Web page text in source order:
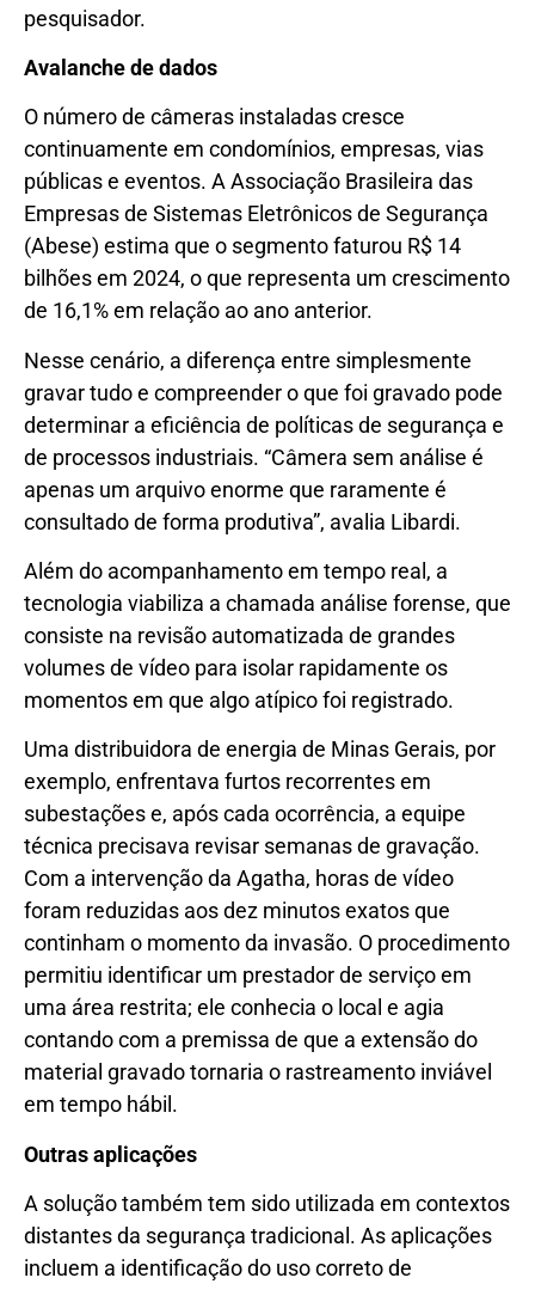
pesquisador.
Avalanche de dados
O número de câmeras instaladas cresce
continuamente em condomínios, empresas, vias
públicas e eventos. A Associação Brasileira das
Empresas de Sistemas Eletrônicos de Segurança
(Abese) estima que o segmento faturou R$ 14
bilhões em 2024, o que representa um crescimento
de 16,1% em relação ao ano anterior.
Nesse cenário, a diferença entre simplesmente
gravar tudo e compreender o que foi gravado pode
determinar a eficiência de políticas de segurança e
de processos industriais. “Câmera sem análise é
apenas um arquivo enorme que raramente é
consultado de forma produtiva”, avalia Libardi.
Além do acompanhamento em tempo real, a
tecnologia viabiliza a chamada análise forense, que
consiste na revisão automatizada de grandes
volumes de vídeo para isolar rapidamente os
momentos em que algo atípico foi registrado.
Uma distribuidora de energia de Minas Gerais, por
exemplo, enfrentava furtos recorrentes em
subestações e, após cada ocorrência, a equipe
técnica precisava revisar semanas de gravação.
Com a intervenção da Agatha, horas de vídeo
foram reduzidas aos dez minutos exatos que
continham o momento da invasão. O procedimento
permitiu identificar um prestador de serviço em
uma área restrita; ele conhecia o local e agia
contando com a premissa de que a extensão do
material gravado tornaria o rastreamento inviável
em tempo hábil.
Outras aplicações
A solução também tem sido utilizada em contextos
distantes da segurança tradicional. As aplicações
incluem a identificação do uso correto de